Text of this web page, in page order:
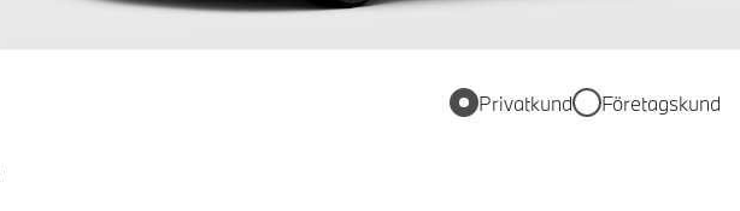
Privatkund Företagskund